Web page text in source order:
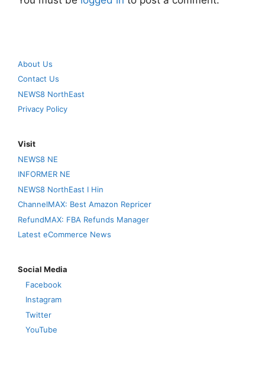
About Us
Contact Us
NEWS8 NorthEast
Privacy Policy
Visit
NEWS8 NE
INFORMER NE
NEWS8 NorthEast I Hin
ChannelMAX: Best Amazon Repricer
RefundMAX: FBA Refunds Manager
Latest eCommerce News
Social Media
Facebook
Instagram
Twitter
YouTube